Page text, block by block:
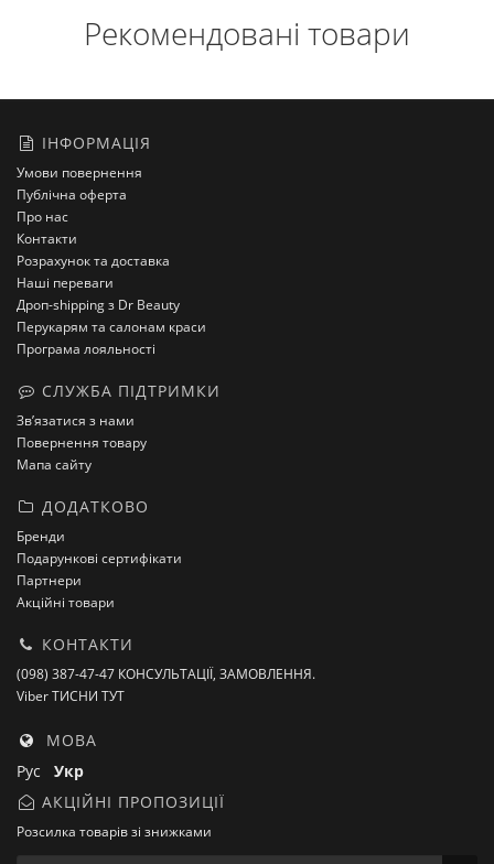
Рекомендовані товари
ІНФОРМАЦІЯ
Умови повернення
Публічна оферта
Про нас
Контакти
Розрахунок та доставка
Наші переваги
Дроп-shipping з Dr Beauty
Перукарям та салонам краси
Програма лояльності
СЛУЖБА ПІДТРИМКИ
Зв’язатися з нами
Повернення товару
Мапа сайту
ДОДАТКОВО
Бренди
Подарункові сертифікати
Партнери
Акційні товари
КОНТАКТИ
(098) 387-47-47 КОНСУЛЬТАЦІЇ, ЗАМОВЛЕННЯ.
Viber ТИСНИ ТУТ
МОВА
Рус Укр
АКЦІЙНІ ПРОПОЗИЦІЇ
Розсилка товарів зі знижками